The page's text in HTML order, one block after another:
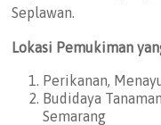
Seplawan.
Lokasi Pemukiman
Perikanan,
Budidaya
Semarang